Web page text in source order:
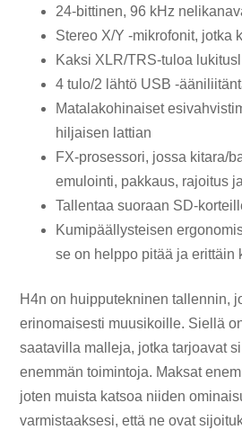
24-bittinen, 96 kHz
Stereo X/Y -mikrofonit, jotka
Kaksi XLR/TRS-tuloa
4 tulo/2 lähtö USB -
Matalakohinaiset
hiljaisen lattian
FX-prosessori, jossa kitara/
emulointi, pakkaus, rajoitus
Tallentaa suoraan SD-
Kumipäällysteisen
se on helppo pitää ja erittäin
H4n on huipputekninen tallennin,
erinomaisesti muusikoille. Siellä
saatavilla malleja, jotka tarjoavat
enemmän toimintoja. Maksat
joten muista katsoa niiden
varmistaaksesi, että ne ovat